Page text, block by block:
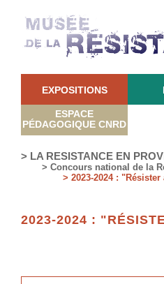
EXPOSITIONS
ESPACE
PÉDAGOGIQUE CNRD
> LA RESISTANCE EN
> Concours national de la
> 2023-2024 :
2023-2024 :